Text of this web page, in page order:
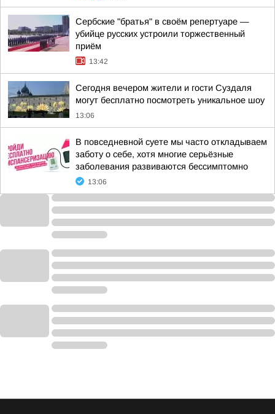
Сербские "братья" в своём репертуаре —
убийце русских устроили торжественный
приём
13:42
Сегодня вечером жители и гости Суздаля
могут бесплатно посмотреть уникальное шоу
13:06
В повседневной суете мы часто откладываем
заботу о себе, хотя многие серьёзные
заболевания развиваются бессимптомно
13:06